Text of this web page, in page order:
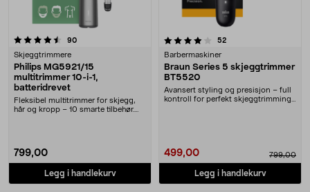
90anmeldelser
Skjeggtrimmere
Philips MG5921/15
multitrimmer 10-i-1,
batteridrevet
Fleksibel multitrimmer for skjegg,
hår og kropp – 10 smarte tilbehør.
799,00
Legg i handlekurv
4.0 av 5 stjerner 52anmeldelser
Barbermaskiner
Braun Series 5 skjeggtrimmer
BT5520
Avansert styling og presisjon – full
kontroll for perfekt skjeggtrimming.
499,00 799,00
Legg i handlekurv